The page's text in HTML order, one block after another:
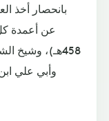
بانحصار أخذ
عن أعمدة